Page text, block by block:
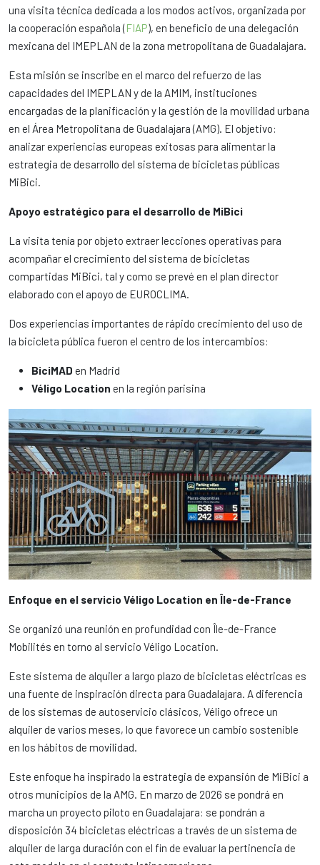
una visita técnica dedicada a los modos activos, organizada por
la cooperación española (FIAP), en beneficio de una delegación
mexicana del IMEPLAN de la zona metropolitana de Guadalajara.
Esta misión se inscribe en el marco del refuerzo de las
capacidades del IMEPLAN y de la AMIM, instituciones
encargadas de la planificación y la gestión de la movilidad urbana
en el Área Metropolitana de Guadalajara (AMG). El objetivo:
analizar experiencias europeas exitosas para alimentar la
estrategia de desarrollo del sistema de bicicletas públicas
MiBici.
Apoyo estratégico para el desarrollo de MiBici
La visita tenía por objeto extraer lecciones operativas para
acompañar el crecimiento del sistema de bicicletas
compartidas MiBici, tal y como se prevé en el plan director
elaborado con el apoyo de EUROCLIMA.
Dos experiencias importantes de rápido crecimiento del uso de
la bicicleta pública fueron el centro de los intercambios:
BiciMAD en Madrid
Véligo Location en la región parisina
Enfoque en el servicio Véligo Location en Île-de-France
Se organizó una reunión en profundidad con Île-de-France
Mobilités en torno al servicio Véligo Location.
Este sistema de alquiler a largo plazo de bicicletas eléctricas es
una fuente de inspiración directa para Guadalajara. A diferencia
de los sistemas de autoservicio clásicos, Véligo ofrece un
alquiler de varios meses, lo que favorece un cambio sostenible
en los hábitos de movilidad.
Este enfoque ha inspirado la estrategia de expansión de MiBici a
otros municipios de la AMG. En marzo de 2026 se pondrá en
marcha un proyecto piloto en Guadalajara: se pondrán a
disposición 34 bicicletas eléctricas a través de un sistema de
alquiler de larga duración con el fin de evaluar la pertinencia de